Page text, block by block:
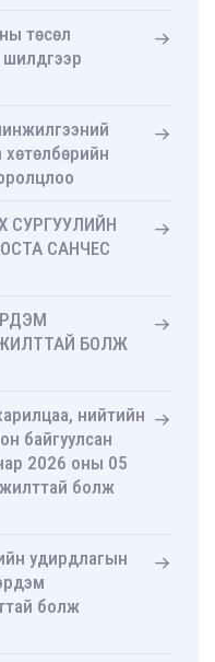
төсөл
шилдгээр
СУРГУУЛИЙН
САНЧЕС
БОЛЖ
нийтийн
байгуулсан
2026 оны 05
болж
удирдлагын
болж